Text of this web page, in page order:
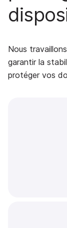
Nous
garantir la
protéger vos